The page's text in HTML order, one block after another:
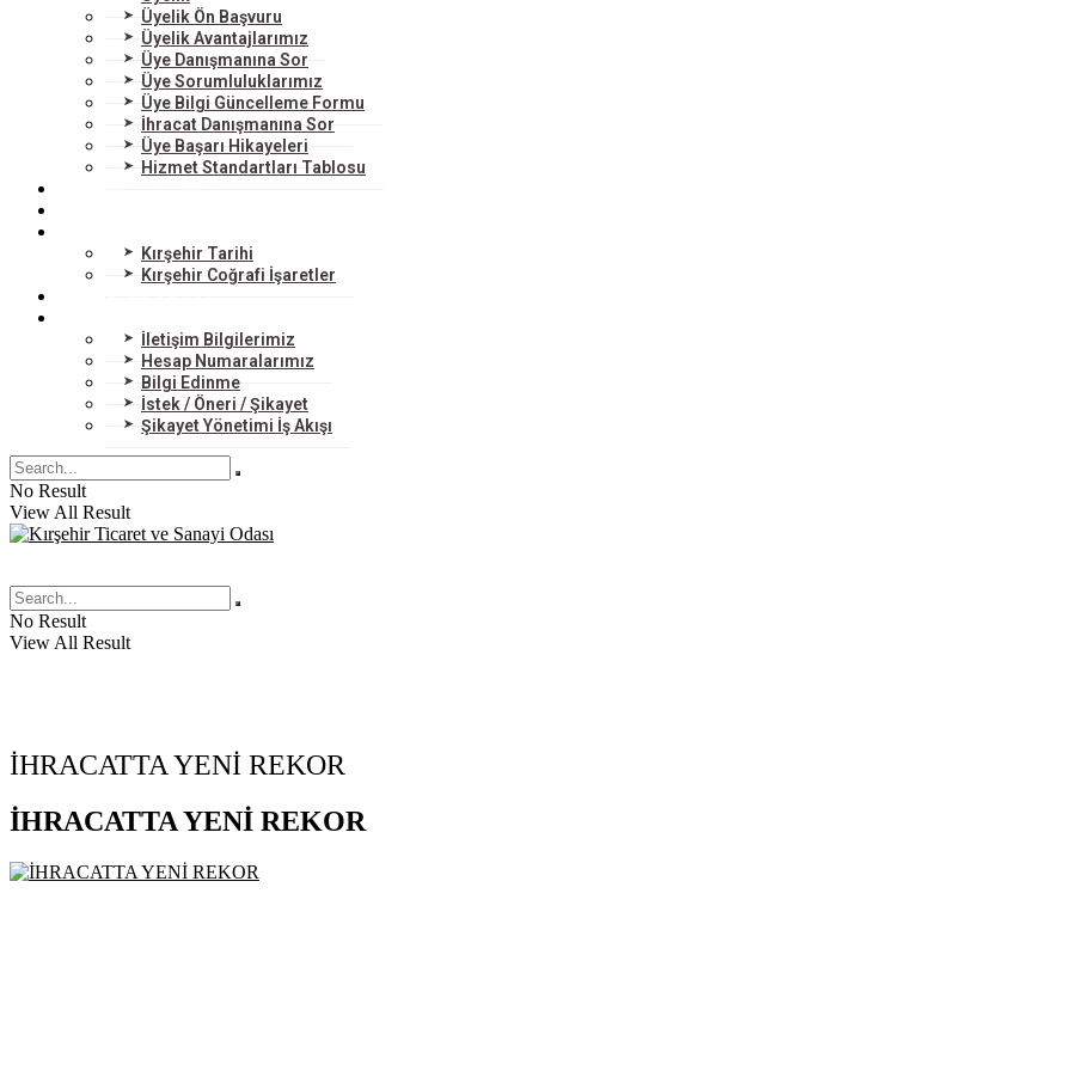
Üyelik Ön Başvuru
Üyelik Avantajlarımız
Üye Danışmanına Sor
Üye Sorumluluklarımız
Üye Bilgi Güncelleme Formu
İhracat Danışmanına Sor
Üye Başarı Hikayeleri
Hizmet Standartları Tablosu
Kırşehir Tarihi
Kırşehir Coğrafi İşaretler
İletişim Bilgilerimiz
Hesap Numaralarımız
Bilgi Edinme
İstek / Öneri / Şikayet
Şikayet Yönetimi İş Akışı
No Result
View All Result
No Result
View All Result
İHRACATTA YENİ REKOR
İHRACATTA YENİ REKOR